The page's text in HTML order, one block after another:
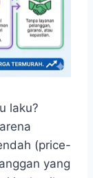
laku?
(price-
yang